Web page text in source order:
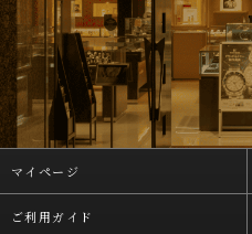
マイページ
ご利用ガイド